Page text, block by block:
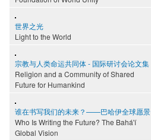
世界之光
Light to the World
宗教与人类命运共同体 - 国际研讨会论文集
Religion and a Community of Shared
Future for Humankind
谁在书写我们的未来？——巴哈伊全球愿景
Who Is Writing the Future? The Bahá'í
Global Vision